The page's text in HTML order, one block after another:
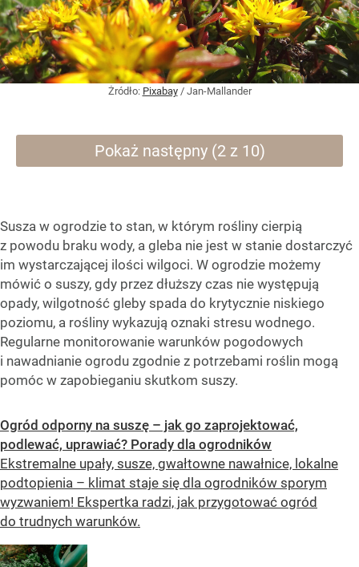
Żródło: Pixabay / Jan-Mallander
Pokaż następny (2 z 10)
Susza w ogrodzie to stan, w którym rośliny cierpią
z powodu braku wody, a gleba nie jest w stanie dostarczyć
im wystarczającej ilości wilgoci. W ogrodzie możemy
mówić o suszy, gdy przez dłuższy czas nie występują
opady, wilgotność gleby spada do krytycznie niskiego
poziomu, a rośliny wykazują oznaki stresu wodnego.
Regularne monitorowanie warunków pogodowych
i nawadnianie ogrodu zgodnie z potrzebami roślin mogą
pomóc w zapobieganiu skutkom suszy.
Ogród odporny na suszę – jak go zaprojektować,
podlewać, uprawiać? Porady dla ogrodników
Ekstremalne upały, susze, gwałtowne nawałnice, lokalne
podtopienia – klimat staje się dla ogrodników sporym
wyzwaniem! Ekspertka radzi, jak przygotować ogród
do trudnych warunków.